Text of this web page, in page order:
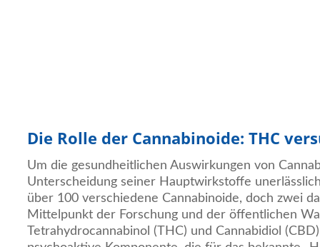
Die Rolle der Cannabinoide: THC
Um die gesundheitlichen Auswirkungen von
Unterscheidung seiner Hauptwirkstoffe
über 100 verschiedene Cannabinoide, doch zwei
Mittelpunkt der Forschung und der öffentlichen
Tetrahydrocannabinol (THC) und Cannabidiol